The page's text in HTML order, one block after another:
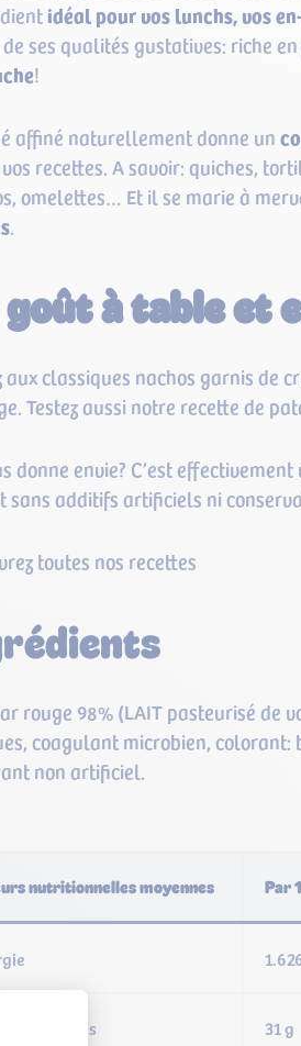
idéal pour vos lunchs, vos
ses qualités gustatives: riche
!
affiné naturellement donne un
recettes. A savoir: quiches,
omelettes… Et il se marie à
.
à table et
aux classiques nachos garnis de
Testez aussi notre recette de
donne envie? C’est effectivement
sans additifs artificiels ni
toutes nos recettes
rouge 98% (LAIT pasteurisé de
coagulant microbien, colorant:
non artificiel.
nutritionnelles moyennes Par
grasses 31 g